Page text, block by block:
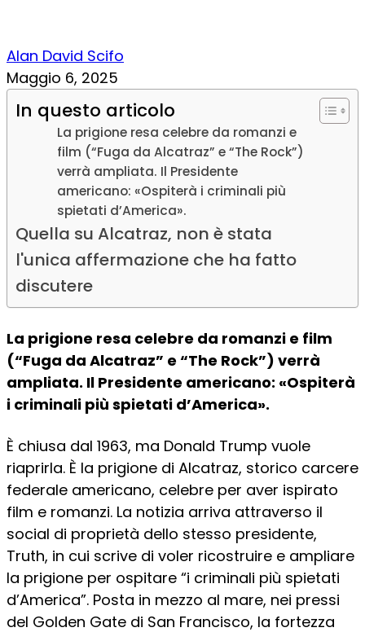
Alan David Scifo
Maggio 6, 2025
In questo articolo
La prigione resa celebre da romanzi e
film (“Fuga da Alcatraz” e “The Rock”)
verrà ampliata. Il Presidente
americano: «Ospiterà i criminali più
spietati d’America».
Quella su Alcatraz, non è stata
l'unica affermazione che ha fatto
discutere
La prigione resa celebre da romanzi e film
(“Fuga da Alcatraz” e “The Rock”) verrà
ampliata. Il Presidente americano: «Ospiterà
i criminali più spietati d’America».
È chiusa dal 1963, ma Donald Trump vuole
riaprirla. È la prigione di Alcatraz, storico carcere
federale americano, celebre per aver ispirato
film e romanzi. La notizia arriva attraverso il
social di proprietà dello stesso presidente,
Truth, in cui scrive di voler ricostruire e ampliare
la prigione per ospitare “i criminali più spietati
d’America”. Posta in mezzo al mare, nei pressi
del Golden Gate di San Francisco, la fortezza